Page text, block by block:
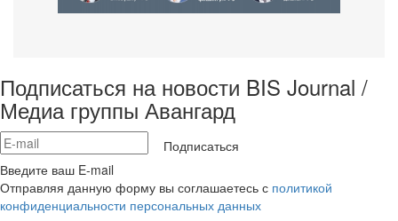
Подписаться на новости BIS Journal /
Медиа группы Авангард
Подписаться
Введите ваш E-mail
Отправляя данную форму вы соглашаетесь с политикой
конфиденциальности персональных данных